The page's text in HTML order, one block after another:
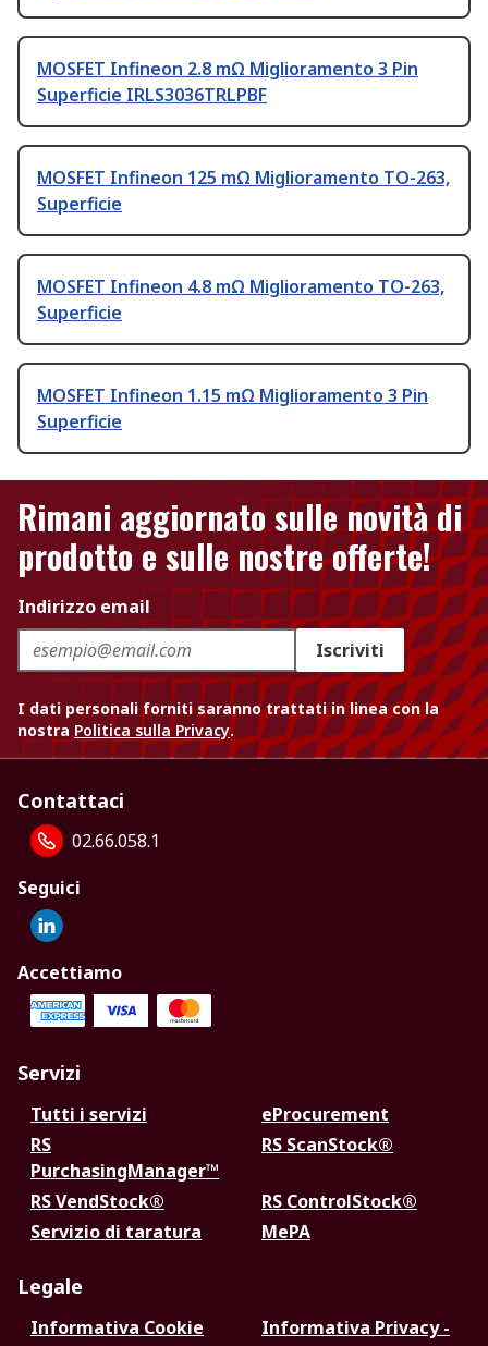
MOSFET Infineon 2.8 mΩ Miglioramento 3 Pin
Superficie IRLS3036TRLPBF
MOSFET Infineon 125 mΩ Miglioramento TO-263,
Superficie
MOSFET Infineon 4.8 mΩ Miglioramento TO-263,
Superficie
MOSFET Infineon 1.15 mΩ Miglioramento 3 Pin
Superficie
Rimani aggiornato sulle novità di
prodotto e sulle nostre offerte!
Indirizzo email
Iscriviti
I dati personali forniti saranno trattati in linea con la
nostra Politica sulla Privacy.
Contattaci
02.66.058.1
Seguici
Accettiamo
Servizi
Tutti i servizi
eProcurement
RS
PurchasingManager™
RS ScanStock®
RS VendStock®
RS ControlStock®
Servizio di taratura
MePA
Legale
Informativa Cookie
Informativa Privacy -